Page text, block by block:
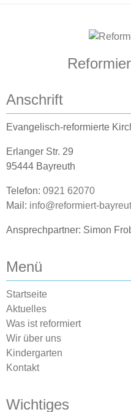
Anschrift
Evangelisch-reformierte
Erlanger Str. 29
95444 Bayreuth
Telefon: 0921 62070
Mail: info@reformiert-
Ansprechpartner: Simon
Menü
Startseite
Aktuelles
Was ist reformiert
Wir über uns
Kindergarten
Kontakt
Wichtiges